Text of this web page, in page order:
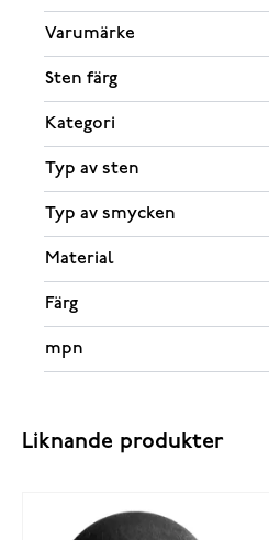
Varumärke
Sten färg
Kategori
Typ av sten
Typ av smycken
Material
Färg
mpn
Liknande produkter